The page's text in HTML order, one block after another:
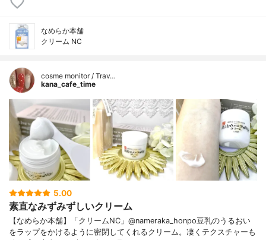
なめらか本舗
クリーム NC
cosme monitor / Trav…
kana_cafe_time
5.00
素直なみずみずしいクリーム
【なめらか本舗】「クリームNC」@nameraka_honpo豆乳のうるおい
をラップをかけるように密閉してくれるクリーム。凄くテクスチャーも